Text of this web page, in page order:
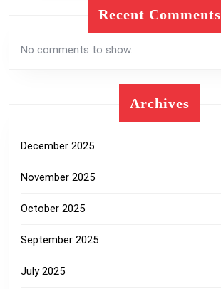
Recent Comments
No comments to show.
Archives
December 2025
November 2025
October 2025
September 2025
July 2025